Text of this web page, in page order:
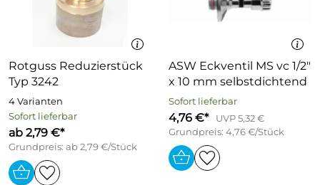
Rotguss Reduzierstück
Typ 3242
4 Varianten
Sofort lieferbar
ab 2,79 €*
Grundpreis: ab 2,79 €/Stück
ASW Eckventil MS vc 1/2"
x 10 mm selbstdichtend
Sofort lieferbar
4,76 €*
UVP 5,32 €
Grundpreis: 4,76 €/Stück